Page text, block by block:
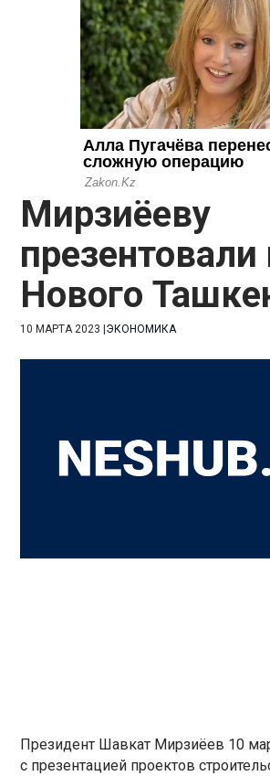
Мирзиёеву
презентовали
Нового
10 МАРТА 2023 |ЭКОНОМИКА
Президент Шавкат Мирзиёев 10
с презентацией проектов